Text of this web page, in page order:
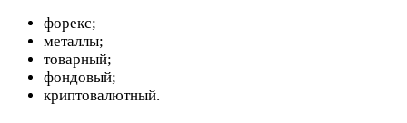
форекс;
металлы;
товарный;
фондовый;
криптовалютный.